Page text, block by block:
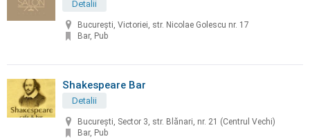
Detalii
București, Victoriei, str. Nicolae Golescu nr. 17
Bar, Pub
Shakespeare Bar
Detalii
Bucureşti, Sector 3, str. Blănari, nr. 21 (Centrul Vechi)
Bar, Pub